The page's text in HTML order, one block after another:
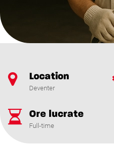
Location
Deventer
Ore lucrate
Full-time